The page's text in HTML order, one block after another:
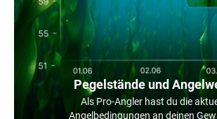
Pegelstände und
Als Pro-Angler hast du die
Angelbedingungen an deinen